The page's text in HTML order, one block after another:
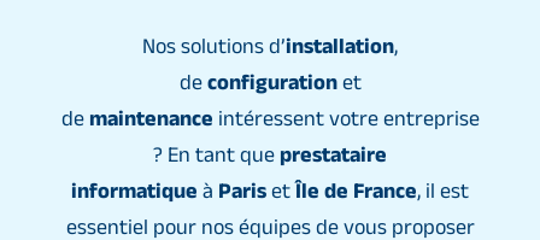
Nos solutions d’installation,
de configurationet
de maintenance intéressent votre entreprise
? En tant que prestataire
informatique à Paris etÎle de France, il est
essentiel pour nos équipes de vous proposer